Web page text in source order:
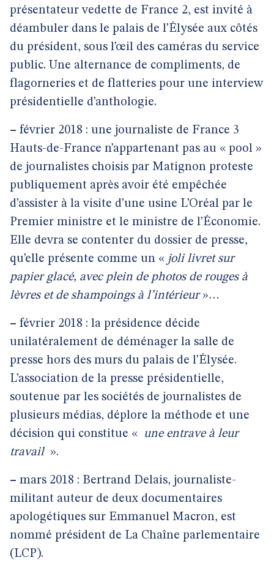
présentateur vedette de France 2, est invité à
déambuler dans le palais de l’Élysée aux côtés
du président, sous l’œil des caméras du service
public. Une alternance de compliments, de
flagorneries et de flatteries pour une interview
présidentielle d’anthologie.
– février 2018 : une journaliste de France 3
Hauts-de-France n’appartenant pas au « pool »
de journalistes choisis par Matignon proteste
publiquement après avoir été empêchée
d’assister à la visite d’une usine L’Oréal par le
Premier ministre et le ministre de l’Économie.
Elle devra se contenter du dossier de presse,
qu’elle présente comme un « joli livret sur
papier glacé, avec plein de photos de rouges à
lèvres et de shampoings à l’intérieur»…
– février 2018 : la présidence décide
unilatéralement de déménager la salle de
presse hors des murs du palais de l’Élysée.
L’association de la presse présidentielle,
soutenue par les sociétés de journalistes de
plusieurs médias, déplore la méthode et une
décision qui constitue « une entrave à leur
travail ».
– mars 2018 : Bertrand Delais, journaliste-
militant auteur de deux documentaires
apologétiques sur Emmanuel Macron, est
nommé président de La Chaîne parlementaire
(LCP).